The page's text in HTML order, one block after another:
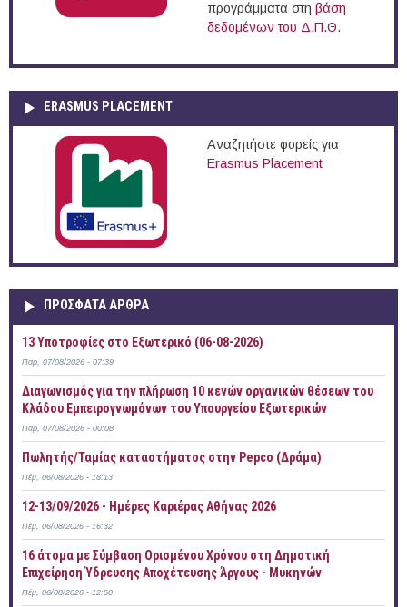
προγράμματα στη βάση
δεδομένων του Δ.Π.Θ.
ERASMUS PLACEMENT
Αναζητήστε φορείς για
Erasmus Placement
ΠΡOΣΦΑΤΑ AΡΘΡΑ
13 Υποτροφίες στο Εξωτερικό (06-08-2026)
Παρ, 07/08/2026 - 07:39
Διαγωνισμός για την πλήρωση 10 κενών οργανικών θέσεων του
Κλάδου Εμπειρογνωμόνων του Υπουργείου Εξωτερικών
Παρ, 07/08/2026 - 00:08
Πωλητής/Ταμίας καταστήματος στην Pepco (Δράμα)
Πέμ, 06/08/2026 - 18:13
12-13/09/2026 - Ημέρες Καριέρας Αθήνας 2026
Πέμ, 06/08/2026 - 16:32
16 άτομα με Σύμβαση Ορισμένου Χρόνου στη Δημοτική
Επιχείρηση Ύδρευσης Αποχέτευσης Άργους - Μυκηνών
Πέμ, 06/08/2026 - 12:50